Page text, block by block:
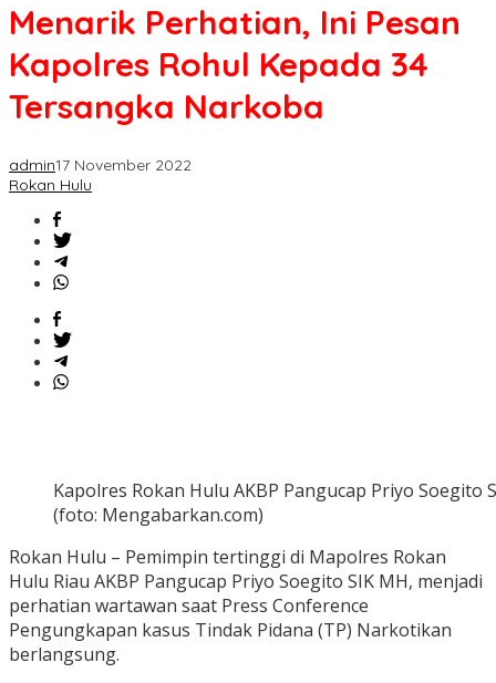
Pesan
Kapolres
Rohul
Kepada
34
Menarik Perhatian, Ini Pesan
Kapolres Rohul Kepada 34
Tersangka Narkoba
admin17 November 2022
Rokan Hulu
Kapolres Rokan Hulu AKBP Pangucap Priyo Soegito
(foto: Mengabarkan.com)
Rokan Hulu – Pemimpin tertinggi di Mapolres Rokan
Hulu Riau AKBP Pangucap Priyo Soegito SIK MH, menjadi
perhatian wartawan saat Press Conference
Pengungkapan kasus Tindak Pidana (TP) Narkotikan
berlangsung.